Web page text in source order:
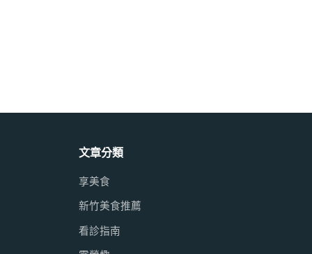
文章分類
享美食
新竹美食推薦
看診指南